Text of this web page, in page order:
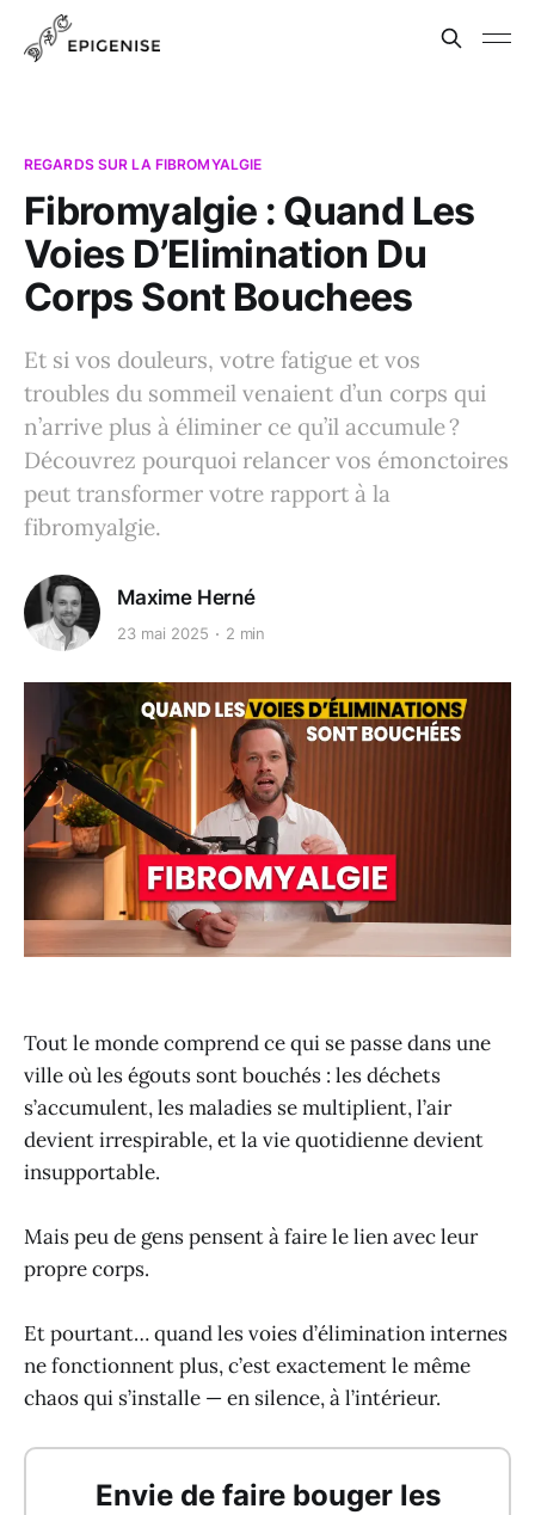
REGARDS SUR LA FIBROMYALGIE
Fibromyalgie : Quand Les
Voies D’Elimination Du
Corps Sont Bouchees
Et si vos douleurs, votre fatigue et vos
troubles du sommeil venaient d’un corps qui
n’arrive plus à éliminer ce qu’il accumule ?
Découvrez pourquoi relancer vos émonctoires
peut transformer votre rapport à la
fibromyalgie.
Maxime Herné
23 mai 2025 2 min
Tout le monde comprend ce qui se passe dans une
ville où les égouts sont bouchés : les déchets
s’accumulent, les maladies se multiplient, l’air
devient irrespirable, et la vie quotidienne devient
insupportable.
Mais peu de gens pensent à faire le lien avec leur
propre corps.
Et pourtant… quand les voies d’élimination internes
ne fonctionnent plus, c’est exactement le même
chaos qui s’installe — en silence, à l’intérieur.
Envie de faire bouger les